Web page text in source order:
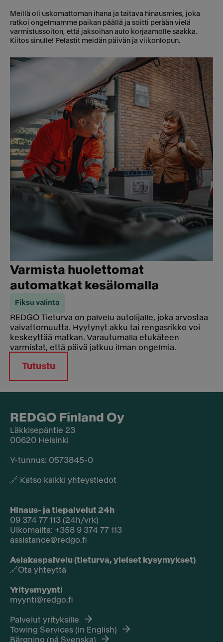
Meillä oli uskomattoman ihana ja taitava hinausmies, joka
ratkoi ongelmamme paikan päällä ja soitti perään vielä
varmistussoiton, että jaksoihan auto korjaamolle saakka.
Kiitos sinulle! Pelastit meidän päivän ja viikonlopun.
Varmista huolettomat
automatkat kesälomalla
Fiksu valinta
REDGO Tieturva on palvelu autolijalle, joka arvostaa
vaivattomuutta. Hyytynyt akku tai rengasrikko voi
keskeyttää matkan. Varautumalla etukäteen
varmistat, että päivä jatkuu ilman ongelmia.
Tutustu
REDGO Finland Oy
Läkkisepäntie 23
00620 Helsinki
Y-tunnus: 0573845-0​
🔗 Katso kaikki yhteystiedot
Hinaus- ja tiepalvelut 24h
09 374 77 113 (24h/vrk)
Ulkomailta: +358 9 374 77 113
assistance@redgo.fi
Asiakaspalvelu (tieturva, yleiset kysymykset)
🔗Ota yhteyttä
Yritysmyynti
myynti@redgo.fi
Palvelut yrityksille
Towing Services (in English)
Bärgning (på Svenska)